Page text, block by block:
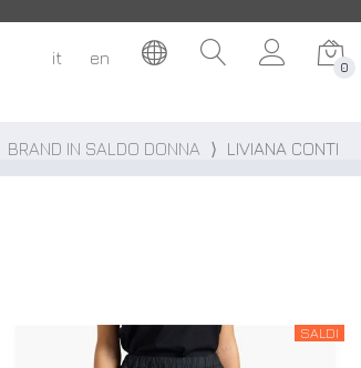
it en 0
BRAND IN SALDO DONNA ⟩ LIVIANA CONTI
SALDI